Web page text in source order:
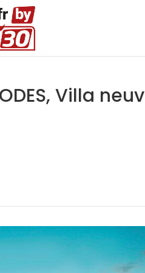
Villa